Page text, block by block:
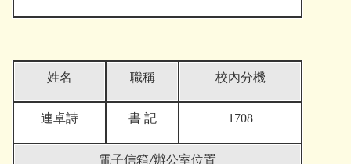
姓名 職稱 校內分機
連卓詩 書 記 1708
電子信箱/辦公室位置